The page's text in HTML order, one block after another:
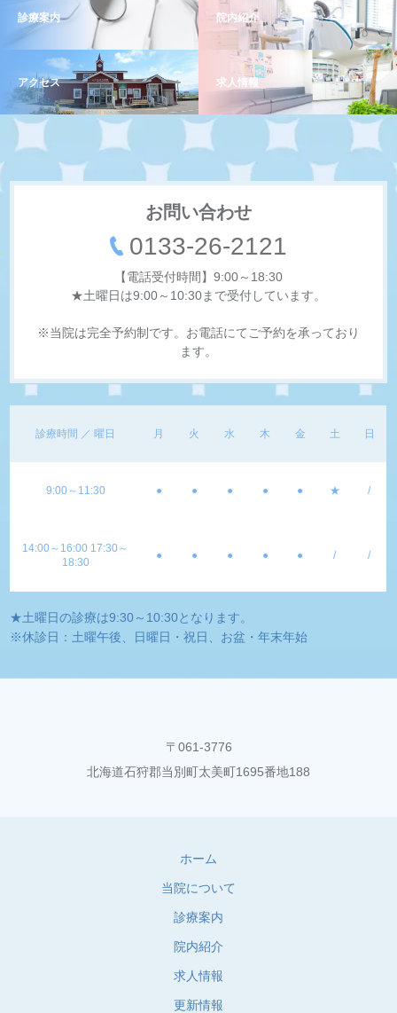
診療案内 院内紹介
アクセス 求人情報
お問い合わせ
0133-26-2121
【電話受付時間】9:00～18:30
★土曜日は9:00～10:30まで受付しています。
※当院は完全予約制です。お電話にてご予約を承っており
ます。
診療時間 ／ 曜日 月 火 水 木 金 土 日
9:00～11:30 ● ● ● ● ● ★ /
14:00～16:00 17:30～
18:30
● ● ● ● ● / /
★土曜日の診療は9:30～10:30となります。
※休診日：土曜午後、日曜日・祝日、お盆・年末年始
〒061-3776
北海道石狩郡当別町太美町1695番地188
ホーム
当院について
診療案内
院内紹介
求人情報
更新情報